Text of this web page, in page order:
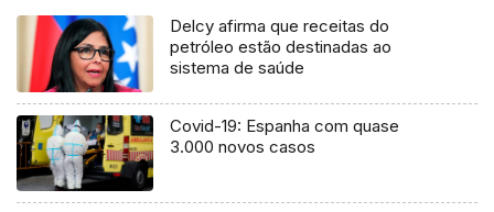
Delcy afirma que receitas do
petróleo estão destinadas ao
sistema de saúde
Covid-19: Espanha com quase
3.000 novos casos